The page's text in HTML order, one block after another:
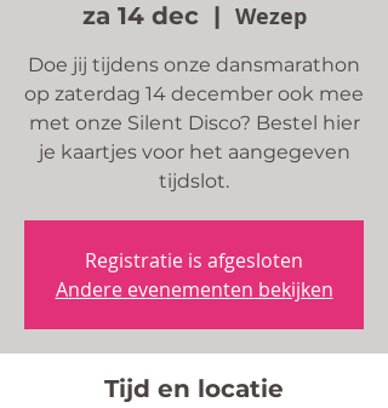
za 14 dec
  |
Wezep
Doe jij tijdens onze dansmarathon
op zaterdag 14 december ook mee
met onze Silent Disco? Bestel hier
je kaartjes voor het aangegeven
tijdslot.
Registratie is afgesloten
Andere evenementen bekijken
Tijd en locatie